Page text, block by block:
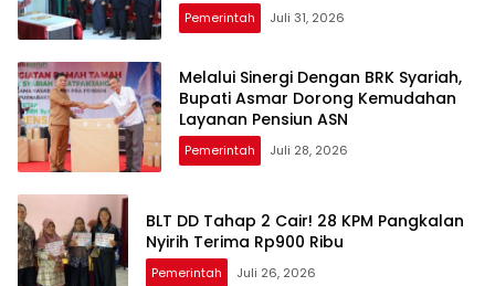
Pemerintah Juli 31, 2026
Melalui Sinergi Dengan BRK Syariah,
Bupati Asmar Dorong Kemudahan
Layanan Pensiun ASN
Pemerintah Juli 28, 2026
BLT DD Tahap 2 Cair! 28 KPM Pangkalan
Nyirih Terima Rp900 Ribu
Pemerintah Juli 26, 2026